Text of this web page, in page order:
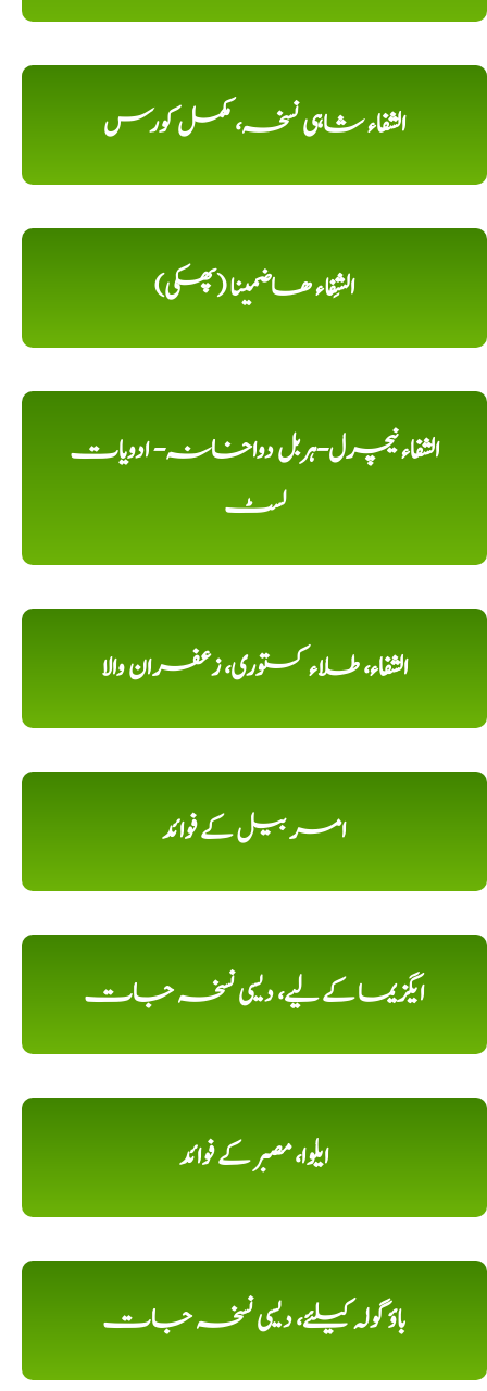
الشفاء شاہی نسخہ، مکمل کورس
الشِفاء ھاضمینا (پھکی)
الشفاء نیچرل-ہربل دواخانہ- ادویات
لسٹ
الشفاء، طلاء کستوری، زعفران والا
امر بیل کے فوائد
ایگزیما کے لیے، دیسی نسخہ جات
ایلوا، مصبر کے فوائد
باؤ گولہ کیلئے، دیسی نسخہ جات